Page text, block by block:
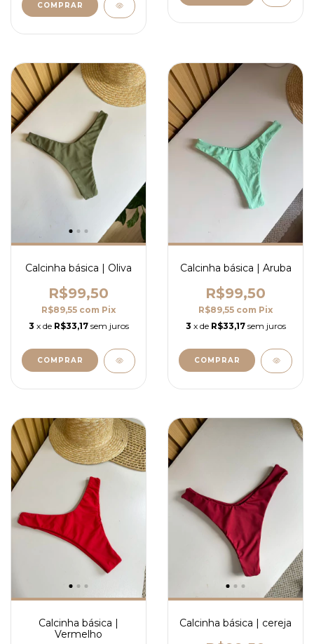
COMPRAR
Calcinha básica | Oliva
R$99,50
R$89,55 com Pix
3 x de R$33,17 sem juros
COMPRAR
Calcinha básica | Aruba
R$99,50
R$89,55 com Pix
3 x de R$33,17 sem juros
COMPRAR
Calcinha básica |
Vermelho
Calcinha básica | cereja